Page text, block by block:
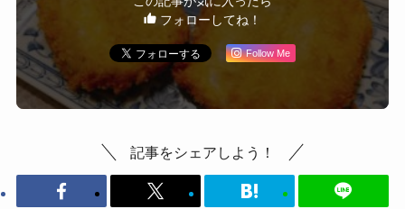
フォローしてね！
Follow Me
記事をシェアしよう！